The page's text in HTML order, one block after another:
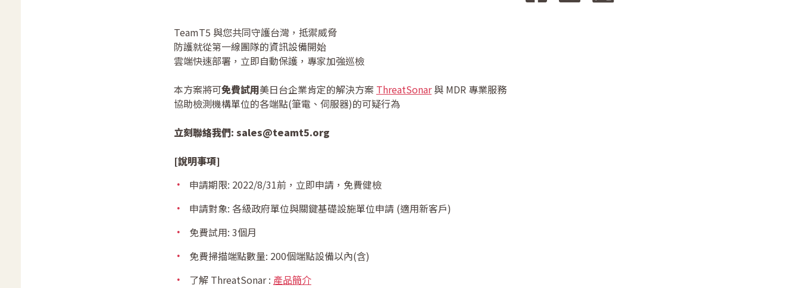
TeamT5 與您共同守護台灣，抵禦威脅
防護就從第一線團隊的資訊設備開始
雲端快速部署，立即自動保護，專家加強巡檢
本方案將可免費試用美日台企業肯定的解決方案 ThreatSonar與 MDR 專業服務
協助檢測機構單位的各端點(筆電、伺服器)的可疑行為
立刻聯絡我們: sales@teamt5.org
[說明事項]
申請期限: 2022/8/31前，立即申請，免費健檢
申請對象: 各級政府單位與關鍵基礎設施單位申請 (適用新客戶)
免費試用: 3個月
免費掃描端點數量: 200個端點設備以內(含)
了解 ThreatSonar : 產品簡介